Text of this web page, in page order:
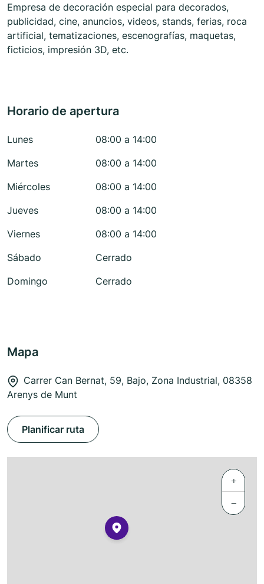
Empresa de decoración especial para decorados,
publicidad, cine, anuncios, videos, stands, ferias, roca
artificial, tematizaciones, escenografías, maquetas,
ficticios, impresión 3D, etc.
Horario de apertura
Lunes
08:00 a 14:00
Martes
08:00 a 14:00
Miércoles
08:00 a 14:00
Jueves
08:00 a 14:00
Viernes
08:00 a 14:00
Sábado
Cerrado
Domingo
Cerrado
Mapa
Carrer Can Bernat, 59, Bajo, Zona Industrial, 08358
Arenys de Munt
Planificar ruta
+
−